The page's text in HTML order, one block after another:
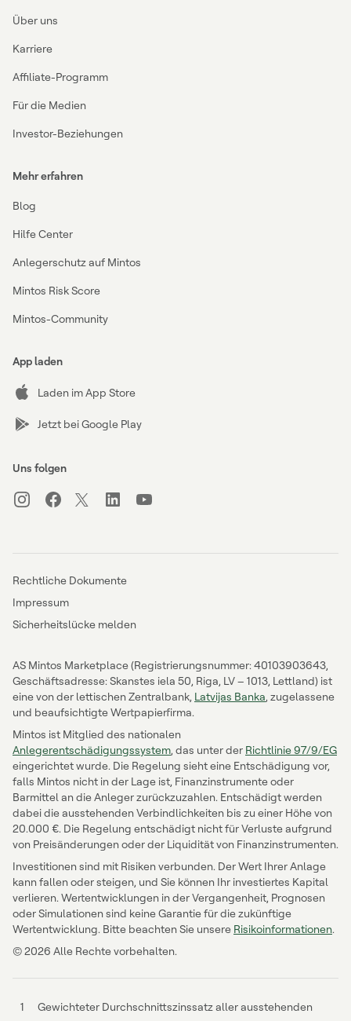
Über uns
Karriere
Affiliate-Programm
Für die Medien
Investor-Beziehungen
Mehr erfahren
Blog
Hilfe Center
Anlegerschutz auf Mintos
Mintos Risk Score
Mintos-Community
App laden
Laden im App Store
Jetzt bei Google Play
Uns folgen
Rechtliche Dokumente
Impressum
Sicherheitslücke melden
AS Mintos Marketplace (Registrierungsnummer: 40103903643,
Geschäftsadresse: Skanstes iela 50, Riga, LV – 1013, Lettland) ist
eine von der lettischen Zentralbank, Latvijas Banka, zugelassene
und beaufsichtigte Wertpapierfirma.
Mintos ist Mitglied des nationalen
Anlegerentschädigungssystem, das unter der Richtlinie 97/9/EG
eingerichtet wurde. Die Regelung sieht eine Entschädigung vor,
falls Mintos nicht in der Lage ist, Finanzinstrumente oder
Barmittel an die Anleger zurückzuzahlen. Entschädigt werden
dabei die ausstehenden Verbindlichkeiten bis zu einer Höhe von
20.000 €. Die Regelung entschädigt nicht für Verluste aufgrund
von Preisänderungen oder der Liquidität von Finanzinstrumenten.
Investitionen sind mit Risiken verbunden. Der Wert Ihrer Anlage
kann fallen oder steigen, und Sie können Ihr investiertes Kapital
verlieren. Wertentwicklungen in der Vergangenheit, Prognosen
oder Simulationen sind keine Garantie für die zukünftige
Wertentwicklung. Bitte beachten Sie unsere Risikoinformationen.
© 2026 Alle Rechte vorbehalten.
1
Gewichteter Durchschnittszinssatz aller ausstehenden